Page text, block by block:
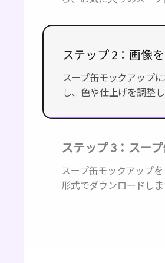
スープ缶モックアップ
し、色や仕上げを調整
スープ缶モックアップ
形式でダウンロードし